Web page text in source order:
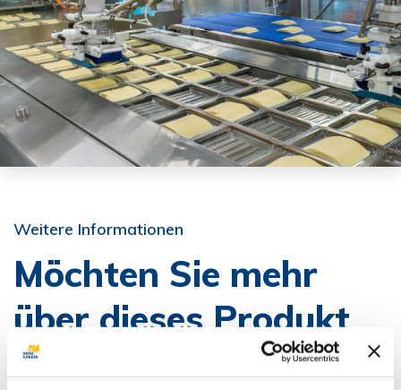
Weitere Informationen
Möchten Sie mehr
über dieses Produkt
erfahren?